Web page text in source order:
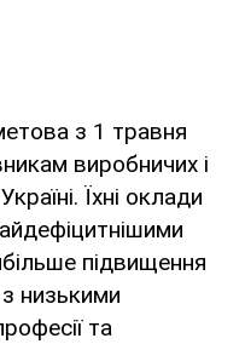
з 1 травня
виробничих і
Їхні оклади
підвищення
низькими
та